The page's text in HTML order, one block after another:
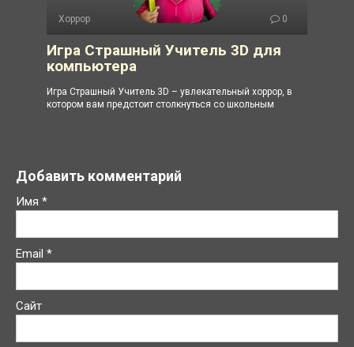
Хоррор 0
Игра Страшный Учитель 3D для
компьютера
Игра Страшный Учитель 3D – увлекательный хоррор, в
котором вам предстоит столкнуться со школьным
Добавить комментарий
Имя *
Email *
Сайт